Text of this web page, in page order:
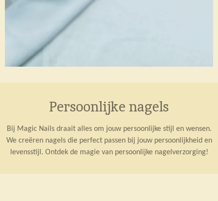
Persoonlijke nagels
Bij Magic Nails draait alles om jouw persoonlijke stijl en wensen.
We creëren nagels die perfect passen bij jouw persoonlijkheid en
levensstijl. Ontdek de magie van persoonlijke nagelverzorging!